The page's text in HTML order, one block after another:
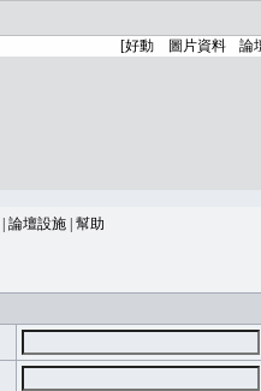
論壇設施 幫助